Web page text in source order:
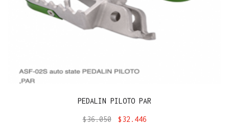
PEDALIN PILOTO PAR
$36.050 $32.446